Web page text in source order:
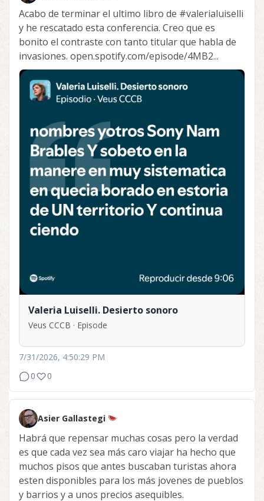
Acabo de terminar el ultimo libro de #valerialuiselli
y he rescatado esta conferencia. Creo que es
bonito el contraste con tanto titular que habla de
invasiones. open.spotify.com/episode/4MB2...
Valeria Luiselli. Desierto sonoro
Veus CCCB · Episode
7/31/2026, 4:50:29 PM
0
0
Asier Gallastegi
Habrá que repensar muchas cosas pero la verdad
es que cada vez sea más caro viajar ha hecho que
muchos pisos que antes buscaban turistas ahora
esten disponibles para los más jovenes de pueblos
y barrios y a unos precios asequibles.